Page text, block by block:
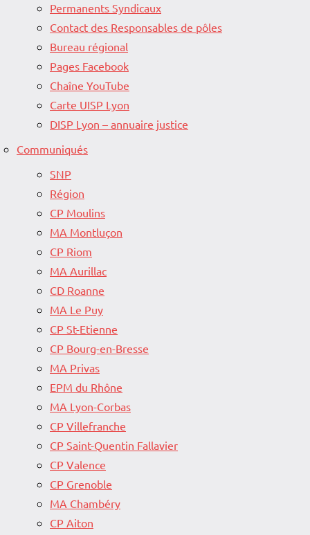
Permanents Syndicaux
Contact des Responsables de pôles
Bureau régional
Pages Facebook
Chaîne YouTube
Carte UISP Lyon
DISP Lyon – annuaire justice
Communiqués
SNP
Région
CP Moulins
MA Montluçon
CP Riom
MA Aurillac
CD Roanne
MA Le Puy
CP St-Etienne
CP Bourg-en-Bresse
MA Privas
EPM du Rhône
MA Lyon-Corbas
CP Villefranche
CP Saint-Quentin Fallavier
CP Valence
CP Grenoble
MA Chambéry
CP Aiton